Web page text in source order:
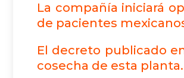
La compañía iniciará
de pacientes
El decreto publicado
cosecha de esta planta.